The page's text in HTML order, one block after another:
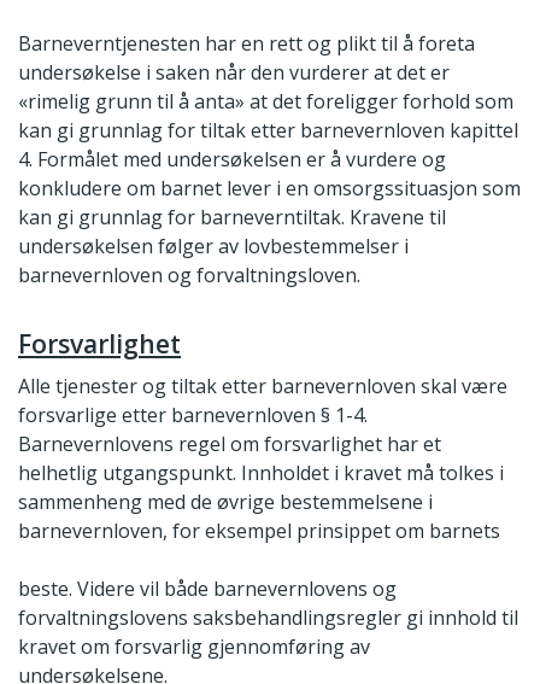
Barneverntjenesten har en rett og plikt til å foreta
undersøkelse i saken når den vurderer at det er
«rimelig grunn til å anta» at det foreligger forhold som
kan gi grunnlag for tiltak etter barnevernloven kapittel
4. Formålet med undersøkelsen er å vurdere og
konkludere om barnet lever i en omsorgssituasjon som
kan gi grunnlag for barneverntiltak. Kravene til
undersøkelsen følger av lovbestemmelser i
barnevernloven og forvaltningsloven.
Forsvarlighet
Alle tjenester og tiltak etter barnevernloven skal være
forsvarlige etter barnevernloven § 1-4.
Barnevernlovens regel om forsvarlighet har et
helhetlig utgangspunkt. Innholdet i kravet må tolkes i
sammenheng med de øvrige bestemmelsene i
barnevernloven, for eksempel prinsippet om barnets
beste. Videre vil både barnevernlovens og
forvaltningslovens saksbehandlingsregler gi innhold til
kravet om forsvarlig gjennomføring av
undersøkelsene.